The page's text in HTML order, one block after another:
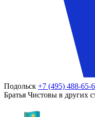
Подольск +7 (495) 488-65-
Братья Чистовы в других